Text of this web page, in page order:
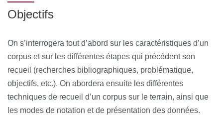
Objectifs
On s’interrogera tout d’abord sur les caractéristiques d’un
corpus et sur les différentes étapes qui précédent son
recueil (recherches bibliographiques, problématique,
objectifs, etc.). On abordera ensuite les différentes
techniques de recueil d’un corpus sur le terrain, ainsi que
les modes de notation et de présentation des données.